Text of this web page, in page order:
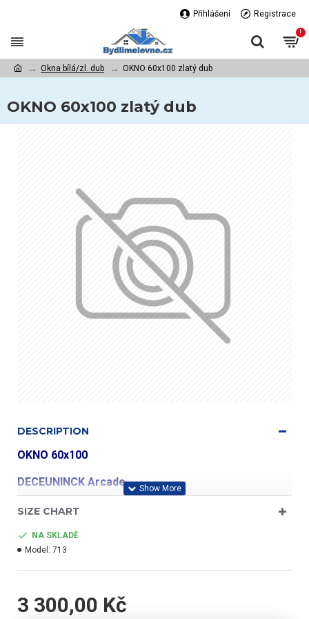
Přihlášení Registrace
!
Okna bílá/zl. dub OKNO 60x100 zlatý dub
OKNO 60x100 zlatý dub
DESCRIPTION
OKNO 60x100
DECEUNINCK Arcade
profil třídy "A"
- jednokřídlé
SIZE CHART
NA SKLADĚ
Model: 713
3 300,00 Kč